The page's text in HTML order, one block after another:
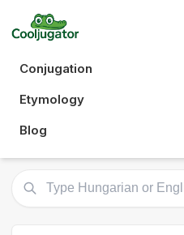
Conjugation
Etymology
Blog